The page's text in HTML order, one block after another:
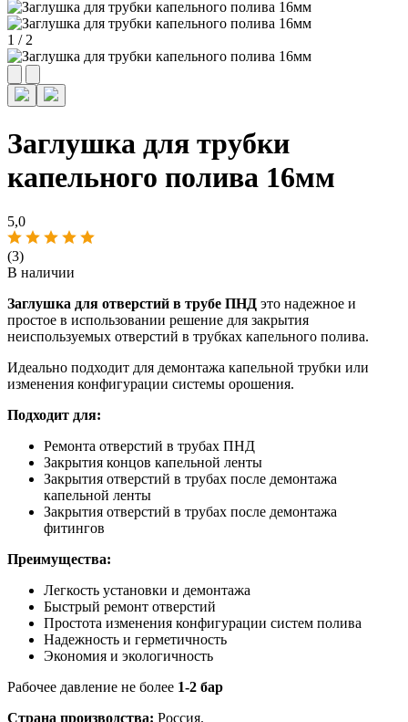
1 / 2
Заглушка для трубки
капельного полива 16мм
5,0
(3)
В наличии
Заглушка для отверстий в трубе ПНД это надежное и
простое в использовании решение для закрытия
неиспользуемых отверстий в трубках капельного полива.
Идеально подходит для демонтажа капельной трубки или
изменения конфигурации системы орошения.
Подходит для:
Ремонта отверстий в трубах ПНД
Закрытия концов капельной ленты
Закрытия отверстий в трубах после демонтажа
капельной ленты
Закрытия отверстий в трубах после демонтажа
фитингов
Преимущества:
Легкость установки и демонтажа
Быстрый ремонт отверстий
Простота изменения конфигурации систем полива
Надежность и герметичность
Экономия и экологичность
Рабочее давление не более 1-2 бар
Страна производства: Россия.